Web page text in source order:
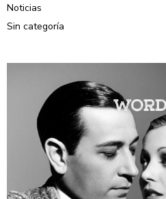
Noticias
Sin categoría